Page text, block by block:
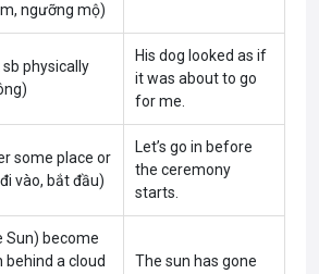
ngưỡng mộ)
physically
His dog looked as if
it was about to go
for me.
some place or
vào, bắt đầu)
Let’s go in before
the ceremony
starts.
Sun) become
behind a cloud
The sun has gone